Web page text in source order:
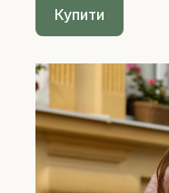
Купити